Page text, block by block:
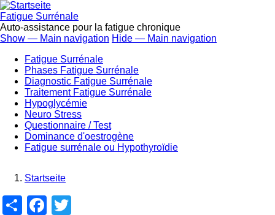
Direkt
zum
Inhalt
Fatigue Surrénale
Auto-assistance pour la fatigue chronique
Main
navigation
Show — Main navigation Hide — Main navigation
Fatigue Surrénale
Phases Fatigue Surrénale
Diagnostic Fatigue Surrénale
Traitement Fatigue Surrénale
Hypoglycémie
Neuro Stress
Questionnaire / Test
Dominance d'oestrogène
Fatigue surrénale ou Hypothyroïdie
Breadcrumb
Startseite
ShareFacebook